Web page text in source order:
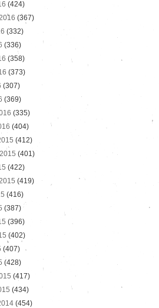
(424)
(367)
(332)
(336)
(358)
(373)
(307)
(369)
(335)
(404)
(412)
(401)
(422)
(419)
(416)
(387)
(396)
(402)
(407)
(428)
(417)
(434)
(454)